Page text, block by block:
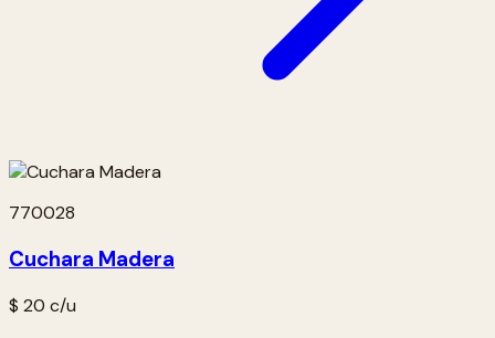
770028
Cuchara Madera
$ 20 c/u